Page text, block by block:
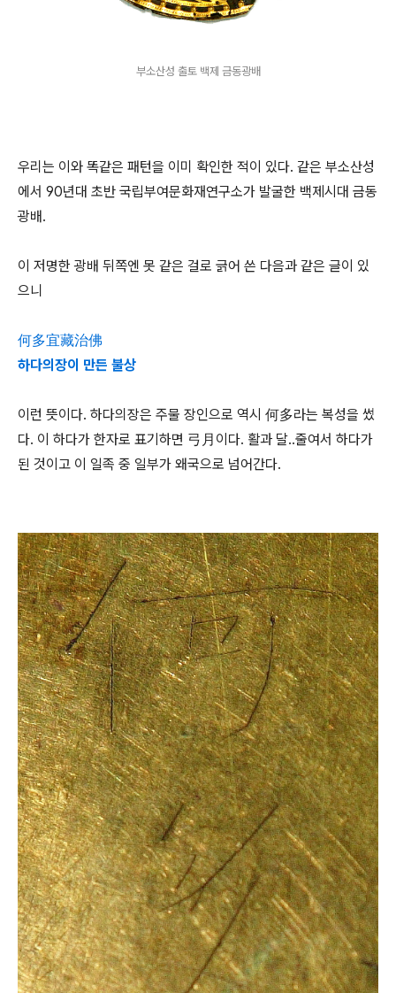
부소산성 출토 백제 금동광배
우리는 이와 똑같은 패턴을 이미 확인한 적이 있다. 같은 부소산성
에서 90년대 초반 국립부여문화재연구소가 발굴한 백제시대 금동
광배.
이 저명한 광배 뒤쪽엔 못 같은 걸로 긁어 쓴 다음과 같은 글이 있
으니
何多宜藏治佛
하다의장이 만든 불상
이런 뜻이다. 하다의장은 주물 장인으로 역시 何多라는 복성을 썼
다. 이 하다가 한자로 표기하면 弓月이다. 활과 달..줄여서 하다가
된 것이고 이 일족 중 일부가 왜국으로 넘어간다.